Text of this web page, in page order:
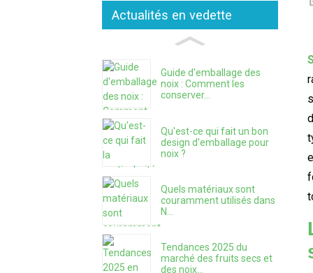
Actualités en vedette
Guide d'emballage des
noix : Comment les
conserver...
Qu'est-ce qui fait un bon
design d'emballage pour
noix ?
Quels matériaux sont
couramment utilisés dans
N...
Tendances 2025 du
marché des fruits secs et
des noix...